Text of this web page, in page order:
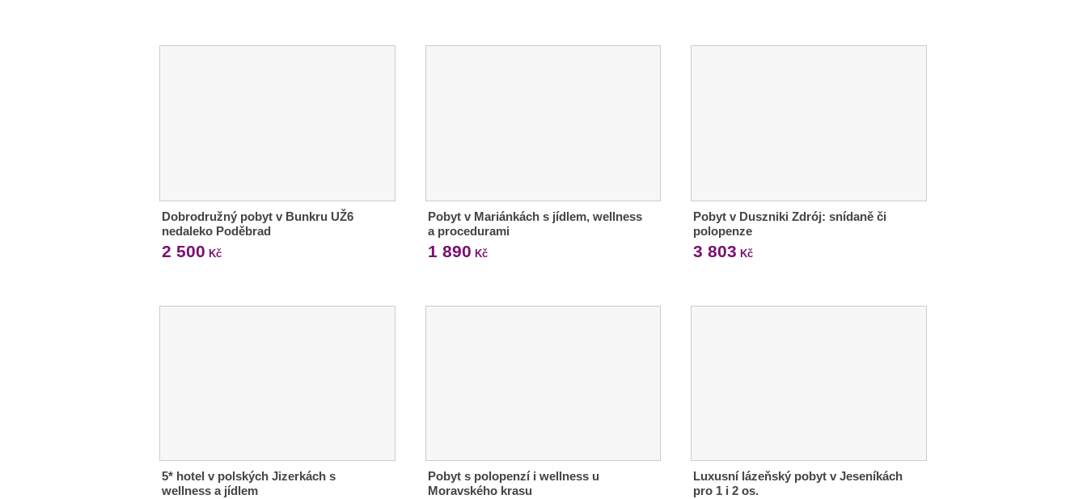
Dobrodružný pobyt v Bunkru UŽ6
nedaleko Poděbrad
2 500 Kč
Pobyt v Mariánkách s jídlem, wellness
a procedurami
1 890 Kč
Pobyt v Duszniki Zdrój: snídaně či
polopenze
3 803 Kč
5* hotel v polských Jizerkách s
wellness a jídlem
Pobyt s polopenzí i wellness u
Moravského krasu
Luxusní lázeňský pobyt v Jeseníkách
pro 1 i 2 os.